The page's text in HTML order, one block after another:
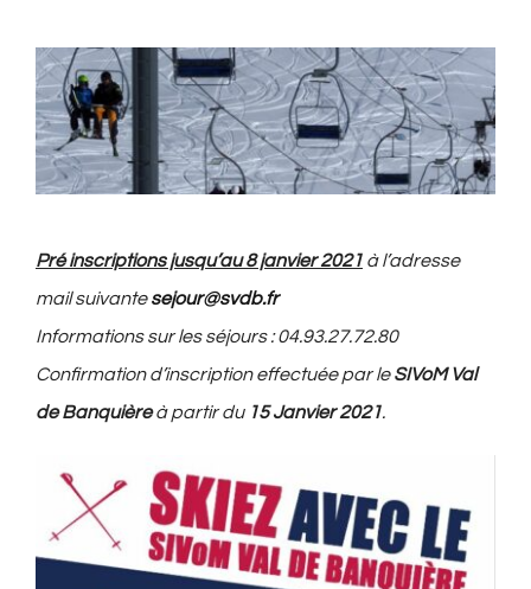
Pré inscriptions jusqu’au 8 janvier 2021à l’adresse
mail suivantesejour@svdb.fr
Informations sur les séjours : 04.93.27.72.80
Confirmation d’inscription effectuée par leSIVoM Val
de Banquièreà partir du 15 Janvier 2021.